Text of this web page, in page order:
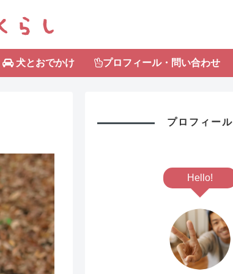
犬とおでかけ プロフィール・問い合わせ
プロフィール
Hello!